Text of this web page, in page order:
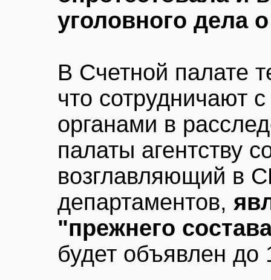
уголовного дела
В Счетной палате
что сотрудничают
органами в
палаты агентству
возглавляющий в
департаментов,
"прежнего
будет объявлен до